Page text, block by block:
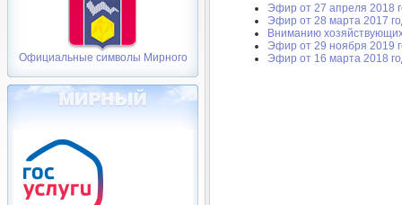
Официальные символы Мирного
Эфир от 27 апреля 2018
Эфир от 28 марта 2017
Вниманию
Эфир от 29 ноября 2019
Эфир от 16 марта 2018